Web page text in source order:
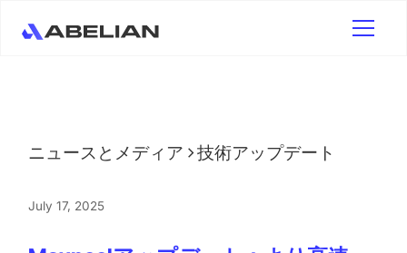
ニュースとメディア 技術アップデート
July 17, 2025